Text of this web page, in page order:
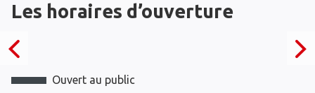
Les horaires d’ouverture
Ouvert au public